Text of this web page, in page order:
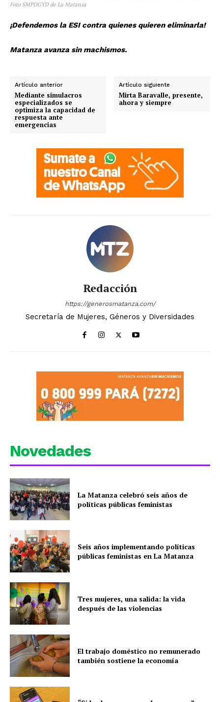
Foto SMPDGYD de La Matanza
¡Defendemos la ESI contra quienes quieren eliminarla!
Matanza avanza sin machismos.
Artículo anterior
Mediante simulacros
especializados se
optimiza la capacidad de
respuesta ante
emergencias
Artículo siguiente
Mirta Baravalle, presente,
ahora y siempre
Redacción
https://generosmatanza.com/
Secretaría de Mujeres, Géneros y Diversidades
Novedades
La Matanza celebró seis años de
políticas públicas feministas
Seis años implementando políticas
públicas feministas en La Matanza
Tres mujeres, una salida: la vida
después de las violencias
El trabajo doméstico no remunerado
también sostiene la economía